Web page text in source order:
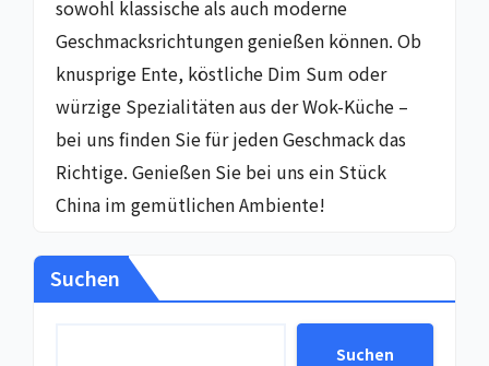
sowohl klassische als auch moderne
Geschmacksrichtungen genießen können. Ob
knusprige Ente, köstliche Dim Sum oder
würzige Spezialitäten aus der Wok-Küche –
bei uns finden Sie für jeden Geschmack das
Richtige. Genießen Sie bei uns ein Stück
China im gemütlichen Ambiente!
Suchen
Suchen